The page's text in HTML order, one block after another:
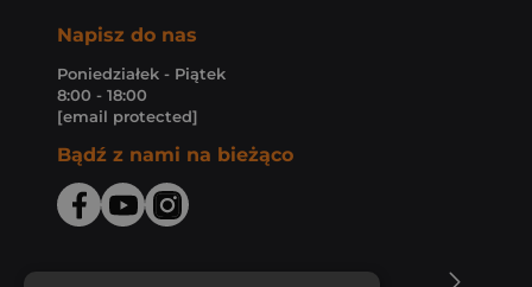
Napisz do nas
Poniedziałek - Piątek
8:00 - 18:00
[email protected]
Bądź z nami na bieżąco